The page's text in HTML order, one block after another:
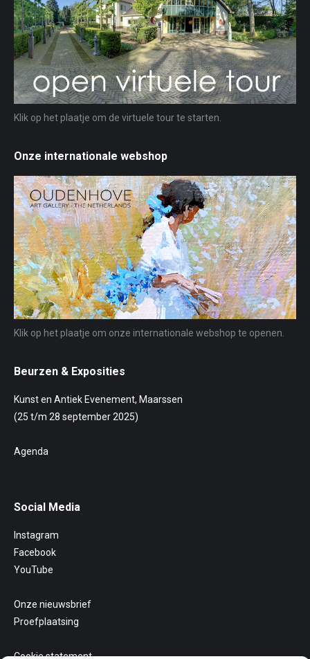
Klik op het plaatje om de virtuele tour te starten.
Onze internationale webshop
Klik op het plaatje om onze internationale webshop te openen.
Beurzen & Exposities
Kunst en Antiek Evenement, Maarssen
(25 t/m 28 september 2025)
Agenda
Social Media
Instagram
Facebook
YouTube
Onze nieuwsbrief
Proefplaatsing
Cookie statement